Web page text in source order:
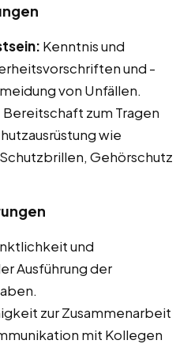
Kenntnis und
und -
von Unfällen.
Bereitschaft zum Tragen
wie
Gehörschutz
und
Ausführung der
zur Zusammenarbeit
mit Kollegen